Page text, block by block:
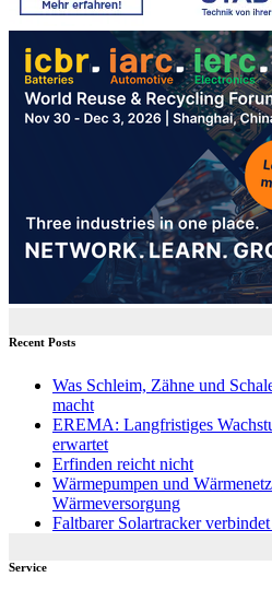
Recent Posts
Was Schleim, Zähne und
macht
EREMA: Langfristiges
erwartet
Erfinden reicht nicht
Wärmepumpen und
Wärmeversorgung
Faltbarer Solartracker
Service